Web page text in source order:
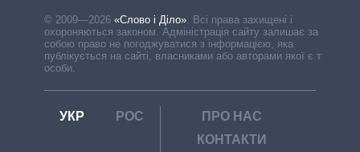
© 2009—2026 «Слово і Діло». Всі права захищені і
охороняються законом. Адміністрація сайту залишає за
собою право не погоджуватися з інформацією, яка
публікується на сайті, власниками або авторами якої є треті
особи.
УКР РОС
ПРО НАС
КОНТАКТИ